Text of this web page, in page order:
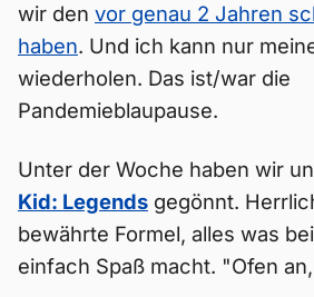
wir den vor genau 2 Jahren
haben. Und ich kann nur
wiederholen. Das ist/war die
Pandemieblaupause.
Unter der Woche haben wir
Kid: Legends gegönnt.
bewährte Formel, alles was
einfach Spaß macht. "Ofen